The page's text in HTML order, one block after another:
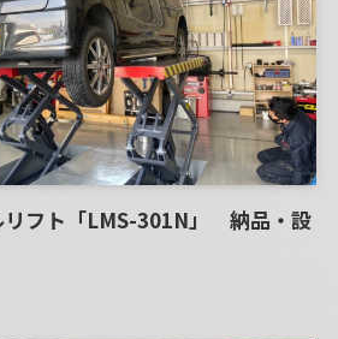
フト「LMS-301N」 納品・設